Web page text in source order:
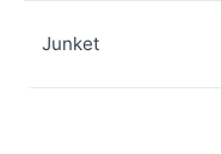
Junket